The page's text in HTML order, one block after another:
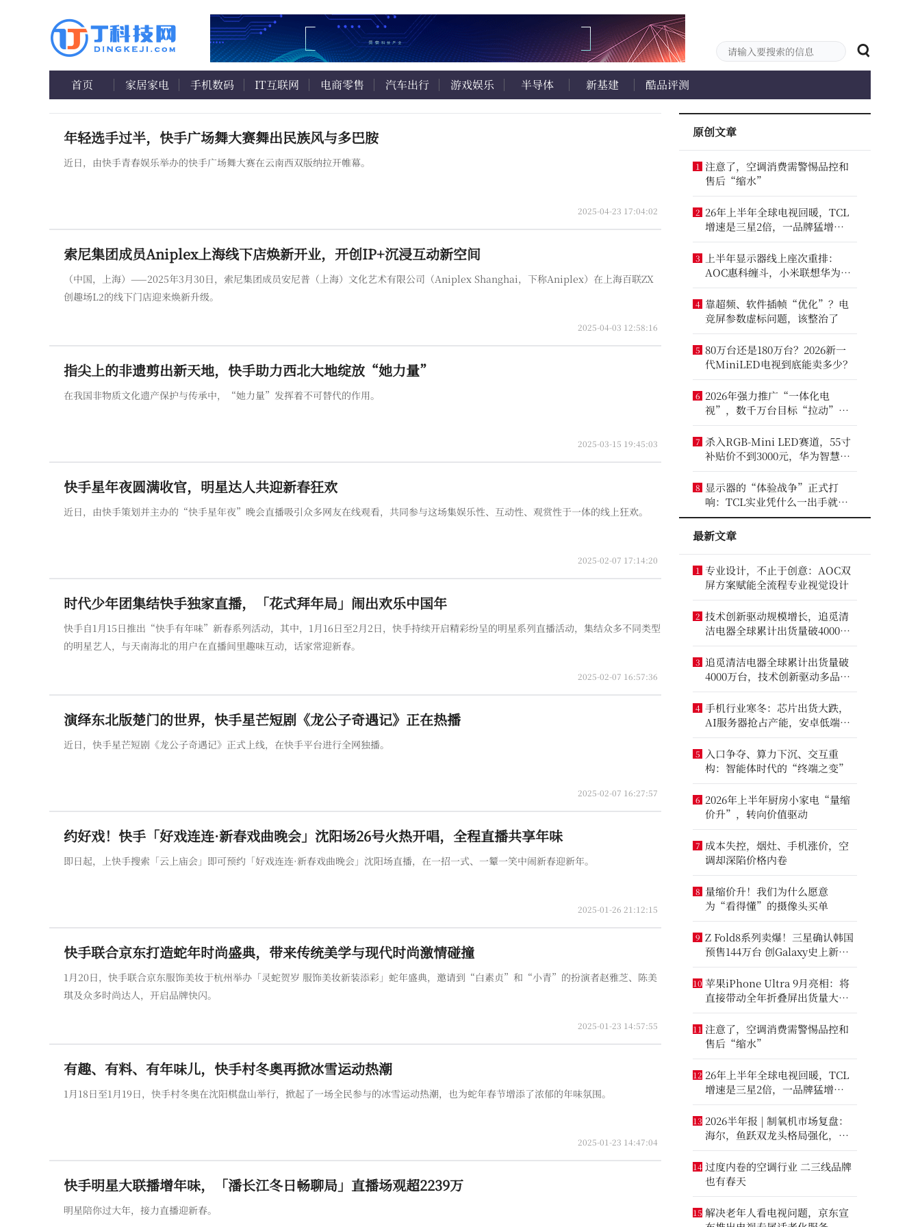
首页 家居家电 手机数码 IT互联网 电商零售 汽车出行 游戏娱乐 半导体 新基建 酷品评测
年轻选手过半，快手广场舞大赛舞出民族风与多巴胺
近日，由快手青春娱乐举办的快手广场舞大赛在云南西双版纳拉开帷幕。
2025-04-23 17:04:02
索尼集团成员Aniplex上海线下店焕新开业，开创IP+沉浸互动新空间
（中国，上海）——2025年3月30日，索尼集团成员安尼普（上海）文化艺术有限公司（Aniplex Shanghai，下称Aniplex）在上海百联ZX
创趣场L2的线下门店迎来焕新升级。
2025-04-03 12:58:16
指尖上的非遗剪出新天地，快手助力西北大地绽放“她力量”
在我国非物质文化遗产保护与传承中，“她力量”发挥着不可替代的作用。
2025-03-15 19:45:03
快手星年夜圆满收官，明星达人共迎新春狂欢
近日，由快手策划并主办的“快手星年夜”晚会直播吸引众多网友在线观看，共同参与这场集娱乐性、互动性、观赏性于一体的线上狂欢。
2025-02-07 17:14:20
时代少年团集结快手独家直播，「花式拜年局」闹出欢乐中国年
快手自1月15日推出“快手有年味”新春系列活动，其中，1月16日至2月2日，快手持续开启精彩纷呈的明星系列直播活动，集结众多不同类型
的明星艺人，与天南海北的用户在直播间里趣味互动，话家常迎新春。
2025-02-07 16:57:36
演绎东北版楚门的世界，快手星芒短剧《龙公子奇遇记》正在热播
近日，快手星芒短剧《龙公子奇遇记》正式上线，在快手平台进行全网独播。
2025-02-07 16:27:57
约好戏！快手「好戏连连·新春戏曲晚会」沈阳场26号火热开唱，全程直播共享年味
即日起，上快手搜索「云上庙会」即可预约「好戏连连·新春戏曲晚会」沈阳场直播，在一招一式、一颦一笑中闹新春迎新年。
2025-01-26 21:12:15
快手联合京东打造蛇年时尚盛典，带来传统美学与现代时尚激情碰撞
1月20日，快手联合京东服饰美妆于杭州举办「灵蛇贺岁 服饰美妆新装添彩」蛇年盛典，邀请到“白素贞”和“小青”的扮演者赵雅芝、陈美
琪及众多时尚达人，开启品牌快闪。
2025-01-23 14:57:55
有趣、有料、有年味儿，快手村冬奥再掀冰雪运动热潮
1月18日至1月19日，快手村冬奥在沈阳棋盘山举行，掀起了一场全民参与的冰雪运动热潮，也为蛇年春节增添了浓郁的年味氛围。
2025-01-23 14:47:04
快手明星大联播增年味，「潘长江冬日畅聊局」直播场观超2239万
明星陪你过大年，接力直播迎新春。
原创文章
1 注意了，空调消费需警惕品控和
售后“缩水”
2 26年上半年全球电视回暖，TCL
增速是三星2倍，一品牌猛增
14.8%
3
上半年显示器线上座次重排：
AOC惠科缠斗，小米联想华为进
前八
4 靠超频、软件插帧“优化”？电
竞屏参数虚标问题，该整治了
5 80万台还是180万台？2026新一
代MiniLED电视到底能卖多少？
6 2026年强力推广“一体化电
视”，数千万台目标“拉动”彩
电业？
7 杀入RGB-Mini LED赛道，55寸
补贴价不到3000元，华为智慧屏
要“走量”？
8 显示器的“体验战争”正式打
响：TCL实业凭什么一出手就定
义了三条赛道？
最新文章
1
专业设计，不止于创意：AOC双
屏方案赋能全流程专业视觉设计
2 技术创新驱动规模增长，追觅清
洁电器全球累计出货量破4000万
台
3 追觅清洁电器全球累计出货量破
4000万台，技术创新驱动多品类
增长
4 手机行业寒冬：芯片出货大跌，
AI服务器抢占产能，安卓低端压
力最大
5
入口争夺、算力下沉、交互重
构：智能体时代的“终端之变”
6 2026年上半年厨房小家电“量缩
价升”，转向价值驱动
7 成本失控，烟灶、手机涨价，空
调却深陷价格内卷
8 量缩价升！我们为什么愿意
为“看得懂”的摄像头买单
9 Z Fold8系列卖爆！三星确认韩国
预售144万台 创Galaxy史上新纪
录
10 苹果iPhone Ultra 9月亮相：将
直接带动全年折叠屏出货量大涨
20%
11 注意了，空调消费需警惕品控和
售后“缩水”
12 26年上半年全球电视回暖，TCL
增速是三星2倍，一品牌猛增
14.8%
13 2026半年报 | 制氧机市场复盘：
海尔，鱼跃双龙头格局强化，大
升数制氧市场进一步打开
14 过度内卷的空调行业 二三线品牌
也有春天
15 解决老年人看电视问题，京东宣